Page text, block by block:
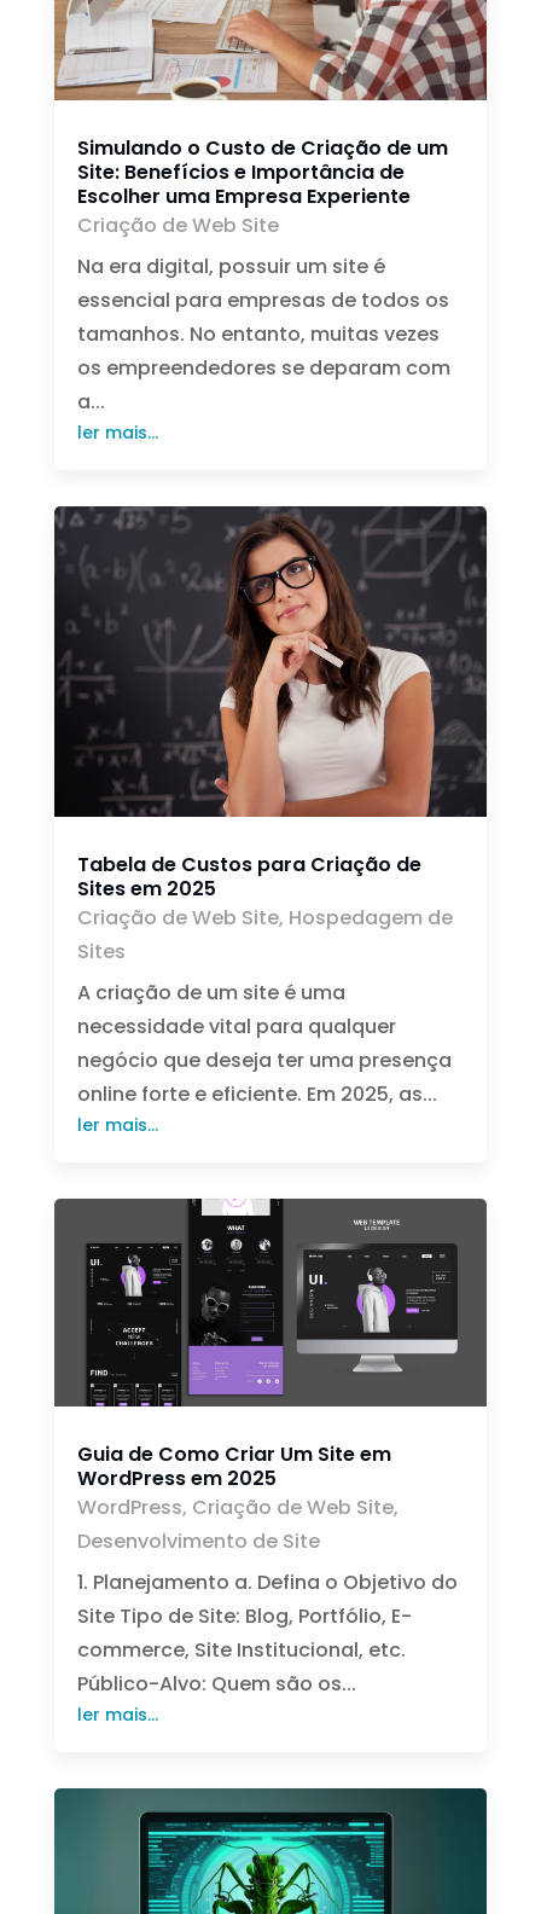
Simulando o Custo de Criação de um
Site: Benefícios e Importância de
Escolher uma Empresa Experiente
Criação de Web Site
Na era digital, possuir um site é
essencial para empresas de todos os
tamanhos. No entanto, muitas vezes
os empreendedores se deparam com
a...
ler mais...
Tabela de Custos para Criação de
Sites em 2025
Criação de Web Site, Hospedagem de
Sites
A criação de um site é uma
necessidade vital para qualquer
negócio que deseja ter uma presença
online forte e eficiente. Em 2025, as...
ler mais...
Guia de Como Criar Um Site em
WordPress em 2025
WordPress, Criação de Web Site,
Desenvolvimento de Site
1. Planejamento a. Defina o Objetivo do
Site Tipo de Site: Blog, Portfólio, E-
commerce, Site Institucional, etc.
Público-Alvo: Quem são os...
ler mais...